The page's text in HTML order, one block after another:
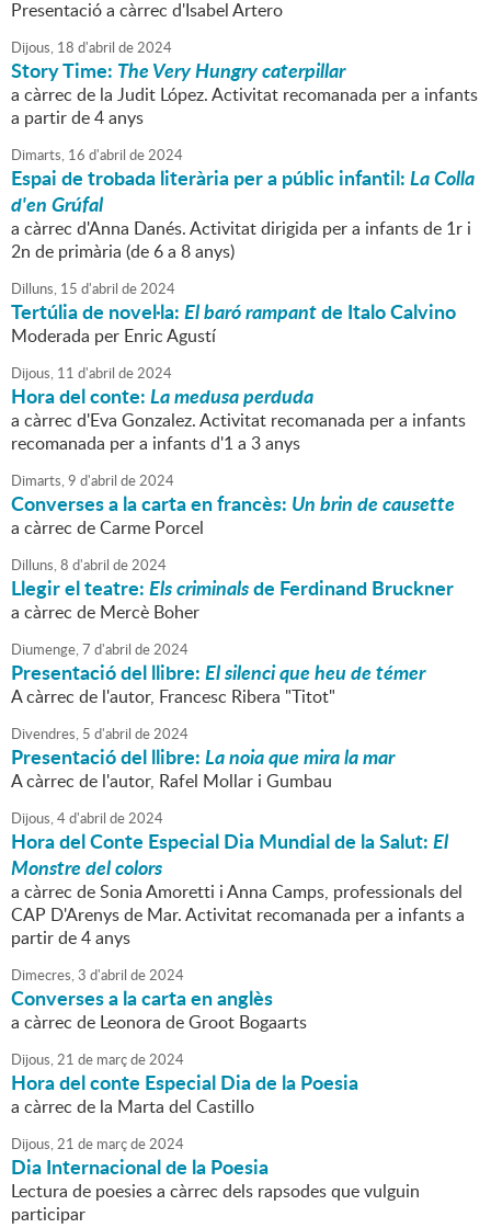
Presentació a càrrec d'Isabel Artero
Dijous, 18 d'abril de2024
Story Time: The Very Hungry caterpillar
a càrrec de la Judit López. Activitat recomanada per a infants
a partir de 4 anys
Dimarts, 16 d'abril de2024
Espai de trobada literària per a públic infantil:La Colla
d'en Grúfal
a càrrec d'Anna Danés. Activitat dirigida per a infants de 1r i
2n de primària (de 6 a 8 anys)
Dilluns, 15 d'abril de2024
Tertúlia de novel·la:El baró rampantde Italo Calvino
Moderada per Enric Agustí
Dijous, 11 d'abril de2024
Hora del conte:La medusa perduda
a càrrec d'Eva Gonzalez. Activitat recomanada per a infants
recomanada per a infants d'1 a 3 anys
Dimarts,9 d'abril de2024
Converses a la carta en francès: Un brin de causette
a càrrec de Carme Porcel
Dilluns,8 d'abril de2024
Llegir el teatre:Els criminalsde Ferdinand Bruckner
a càrrec de Mercè Boher
Diumenge,7 d'abril de2024
Presentació del llibre:El silenci que heu de témer
A càrrec de l'autor, Francesc Ribera "Titot"
Divendres, 5 d'abril de2024
Presentació del llibre:La noia que mira la mar
A càrrec de l'autor, Rafel Mollar i Gumbau
Dijous,4d'abril de2024
Hora del Conte Especial Dia Mundial de la Salut:El
Monstre del colors
a càrrec de Sonia Amoretti i Anna Camps, professionals del
CAP D'Arenys de Mar. Activitat recomanada per a infants a
partir de 4 anys
Dimecres,3 d'abril de2024
Converses a la carta en anglès
a càrrec de Leonora de Groot Bogaarts
Dijous,21 de marçde2024
Hora del conte Especial Dia de la Poesia
a càrrec de la Marta del Castillo
Dijous,21 de marçde2024
Dia Internacional de la Poesia
Lectura de poesies a càrrec dels rapsodes que vulguin
participar